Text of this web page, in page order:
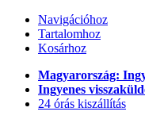
Navigációhoz
Tartalomhoz
Kosárhoz
Magyarország:
Ingyenes
24 órás kiszállítás